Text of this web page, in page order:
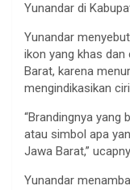
Yunandar di
Yunandar
ikon yang khas
Barat, karena
mengindikasikan
“Brandingnya yang
atau simbol apa
Jawa Barat,”
Yunandar